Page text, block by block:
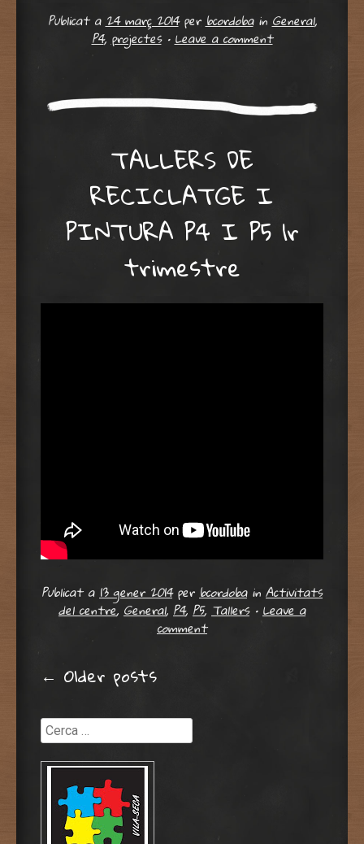
Publicat a24 març 2014perbcordoba inGeneral,
P4,projectes •Leave a comment
TALLERS DE
RECICLATGE I
PINTURA P4 I P5 1r
trimestre
Publicat a 13 gener 2014per bcordoba in Activitats
del centre, General, P4, P5, Tallers • Leave a
comment
Post navigation
← Older posts
Cerca